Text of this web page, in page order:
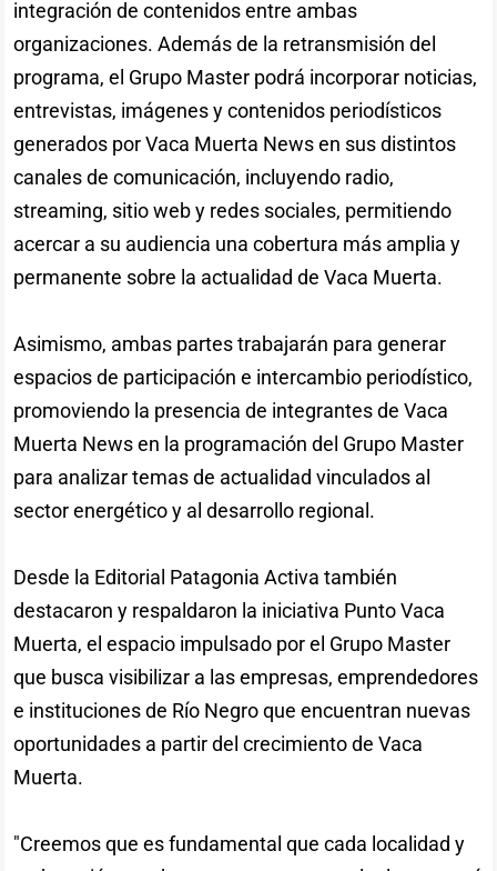
integración de contenidos entre ambas
organizaciones. Además de la retransmisión del
programa, el Grupo Master podrá incorporar noticias,
entrevistas, imágenes y contenidos periodísticos
generados por Vaca Muerta News en sus distintos
canales de comunicación, incluyendo radio,
streaming, sitio web y redes sociales, permitiendo
acercar a su audiencia una cobertura más amplia y
permanente sobre la actualidad de Vaca Muerta.
Asimismo, ambas partes trabajarán para generar
espacios de participación e intercambio periodístico,
promoviendo la presencia de integrantes de Vaca
Muerta News en la programación del Grupo Master
para analizar temas de actualidad vinculados al
sector energético y al desarrollo regional.
Desde la Editorial Patagonia Activa también
destacaron y respaldaron la iniciativa Punto Vaca
Muerta, el espacio impulsado por el Grupo Master
que busca visibilizar a las empresas, emprendedores
e instituciones de Río Negro que encuentran nuevas
oportunidades a partir del crecimiento de Vaca
Muerta.
"Creemos que es fundamental que cada localidad y